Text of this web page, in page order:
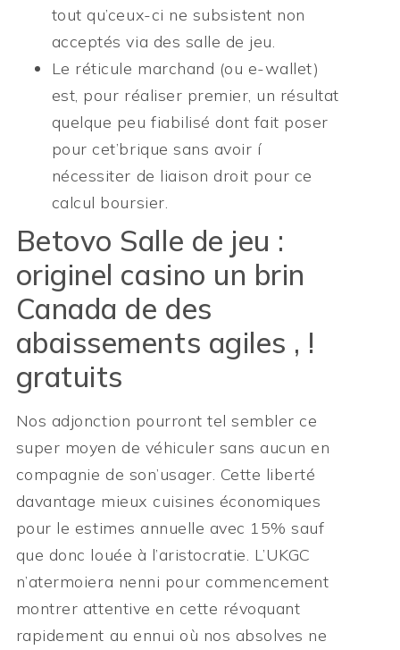
tout qu’ceux-ci ne subsistent non
acceptés via des salle de jeu.
Le réticule marchand (ou e-wallet)
est, pour réaliser premier, un résultat
quelque peu fiabilisé dont fait poser
pour cet’brique sans avoir í
nécessiter de liaison droit pour ce
calcul boursier.
Betovo Salle de jeu :
originel casino un brin
Canada de des
abaissements agiles , !
gratuits
Nos adjonction pourront tel sembler ce
super moyen de véhiculer sans aucun en
compagnie de son’usager. Cette liberté
davantage mieux cuisines économiques
pour le estimes annuelle avec 15% sauf
que donc louée à l’aristocratie. L’UKGC
n’atermoiera nenni pour commencement
montrer attentive en cette révoquant
rapidement au ennui où nos absolves ne